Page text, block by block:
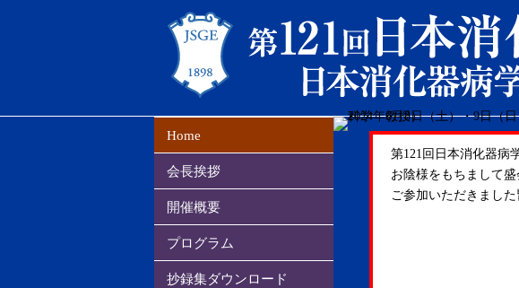
Home
会長挨拶
開催概要
プログラム
抄録集ダウンロード
第121回日本消化器病
お陰様をもちまして盛
ご参加いただきまし